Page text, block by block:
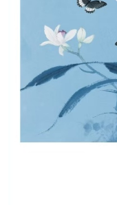
入会须知 会
四川文学 星